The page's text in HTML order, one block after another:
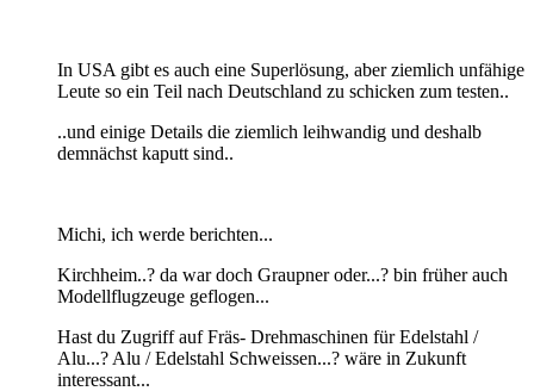
In USA gibt es auch eine Superlösung, aber ziemlich unfähige
Leute so ein Teil nach Deutschland zu schicken zum testen..
..und einige Details die ziemlich leihwandig und deshalb
demnächst kaputt sind..
Michi, ich werde berichten...
Kirchheim..? da war doch Graupner oder...? bin früher auch
Modellflugzeuge geflogen...
Hast du Zugriff auf Fräs- Drehmaschinen für Edelstahl /
Alu...? Alu / Edelstahl Schweissen...? wäre in Zukunft
interessant...